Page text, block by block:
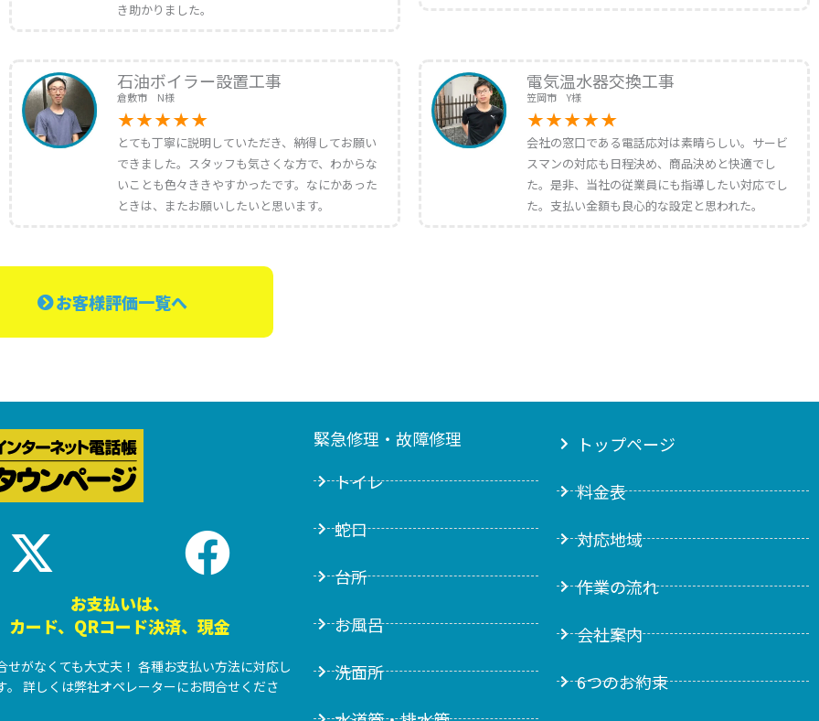
き助かりました。
石油ボイラー設置工事
倉敷市 N様
とても丁寧に説明していただき、納得してお願い
できました。スタッフも気さくな方で、わからな
いことも色々ききやすかったです。なにかあった
ときは、またお願いしたいと思います。
電気温水器交換工事
笠岡市 Y様
会社の窓口である電話応対は素晴らしい。サービ
スマンの対応も日程決め、商品決めと快適でし
た。是非、当社の従業員にも指導したい対応でし
た。支払い金額も良心的な設定と思われた。
お客様評価一覧へ
お支払いは、
カード、QRコード決済、現金
せがなくても大丈夫！ 各種お支払い方法に対応し
。 詳しくは弊社オペレーターにお問合せくださ
緊急修理・故障修理
トイレ
蛇口
台所
お風呂
洗面所
トップページ
料金表
対応地域
作業の流れ
会社案内
6つのお約束